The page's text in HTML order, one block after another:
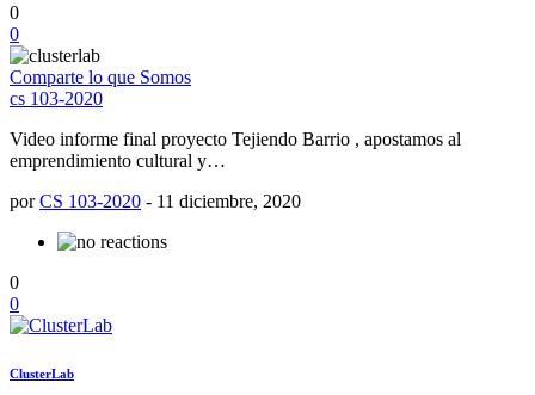
0
0
Comparte lo que Somos
cs 103-2020
Video informe final proyecto Tejiendo Barrio , apostamos al
emprendimiento cultural y…
porCS 103-2020 - 11 diciembre, 2020
0
0
ClusterLab